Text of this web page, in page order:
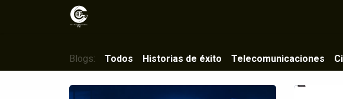
Blogs: Todos Historias de éxito Telecomunicaciones